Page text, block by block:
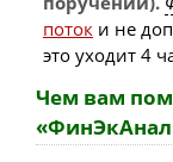
поток и не
это уходит 4
Чем вам